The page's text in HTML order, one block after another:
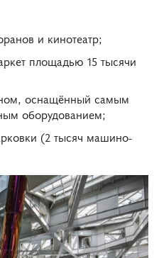
и кинотеатр;
площадью 15 тысячи
оснащённый самым
оборудованием;
(2 тысяч машино-